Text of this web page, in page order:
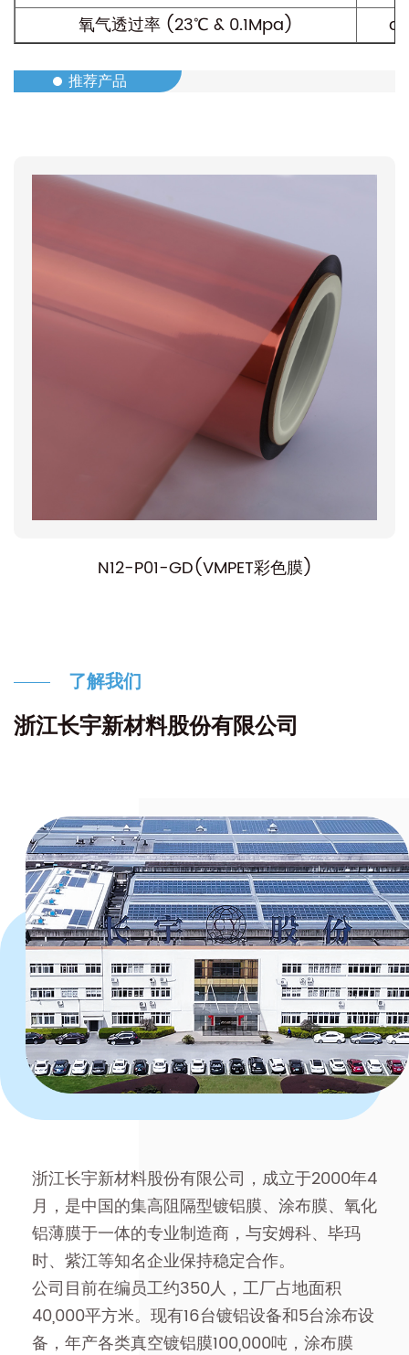
氧气透过率 (23℃ & 0.1Mpa)
推荐产品
N12-P01-GD(VMPET彩色膜)
了解我们
浙江长宇新材料股份有限公司
浙江长宇新材料股份有限公司，成立于2000年4
月，是中国的集高阻隔型镀铝膜、涂布膜、氧化
铝薄膜于一体的专业制造商，与安姆科、毕玛
时、紫江等知名企业保持稳定合作。
公司目前在编员工约350人，工厂占地面积
40,000平方米。现有16台镀铝设备和5台涂布设
备，年产各类真空镀铝膜100,000吨，涂布膜